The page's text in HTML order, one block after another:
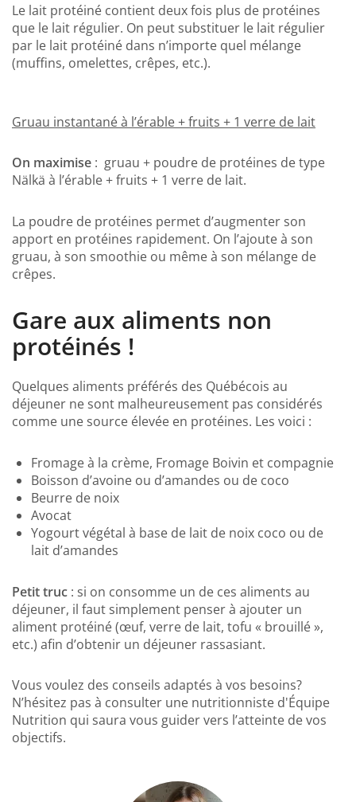
Le lait protéiné contient deux fois plus de protéines
que le lait régulier. On peut substituer le lait régulier
par le lait protéiné dans n’importe quel mélange
(muffins, omelettes, crêpes, etc.).
Gruau instantané à l’érable + fruits + 1 verre de lait
On maximise : gruau + poudre de protéines de type
Nälkä à l’érable + fruits + 1 verre de lait.
La poudre de protéines permet d’augmenter son
apport en protéines rapidement. On l’ajoute à son
gruau, à son smoothie ou même à son mélange de
crêpes.
Gare aux aliments non
protéinés !
Quelques aliments préférés des Québécois au
déjeuner ne sont malheureusement pas considérés
comme une source élevée en protéines. Les voici :
Fromage à la crème, Fromage Boivin et compagnie
Boisson d’avoine ou d’amandes ou de coco
Beurre de noix
Avocat
Yogourt végétal à base de lait de noix coco ou de
lait d’amandes
Petit truc : si on consomme un de ces aliments au
déjeuner, il faut simplement penser à ajouter un
aliment protéiné (œuf, verre de lait, tofu « brouillé »,
etc.) afin d’obtenir un déjeuner rassasiant.
Vous voulez des conseils adaptés à vos besoins?
N’hésitez pas à consulter une nutritionniste d'Équipe
Nutrition qui saura vous guider vers l’atteinte de vos
objectifs.